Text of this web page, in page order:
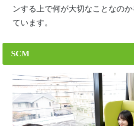
ンする上で何が大切なことなの
ています。
SCM